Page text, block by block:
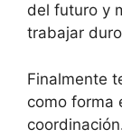
del futuro y
trabajar
Finalmente
como forma